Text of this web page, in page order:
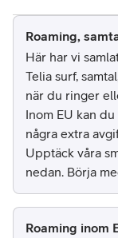
Roaming,
Här har vi
Telia surf,
när du ringer
Inom EU kan
några extra
Upptäck våra
nedan. Börja
Roaming inom